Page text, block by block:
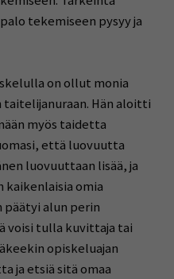
tekemiseen pysyy ja
on ollut monia
Hän aloitti
myös taidetta
että luovuutta
luovuuttaan lisää, ja
kaikenlaisia omia
päätyi alun perin
voisi tulla kuvittaja tai
opiskeluajan
ja etsiä sitä omaa